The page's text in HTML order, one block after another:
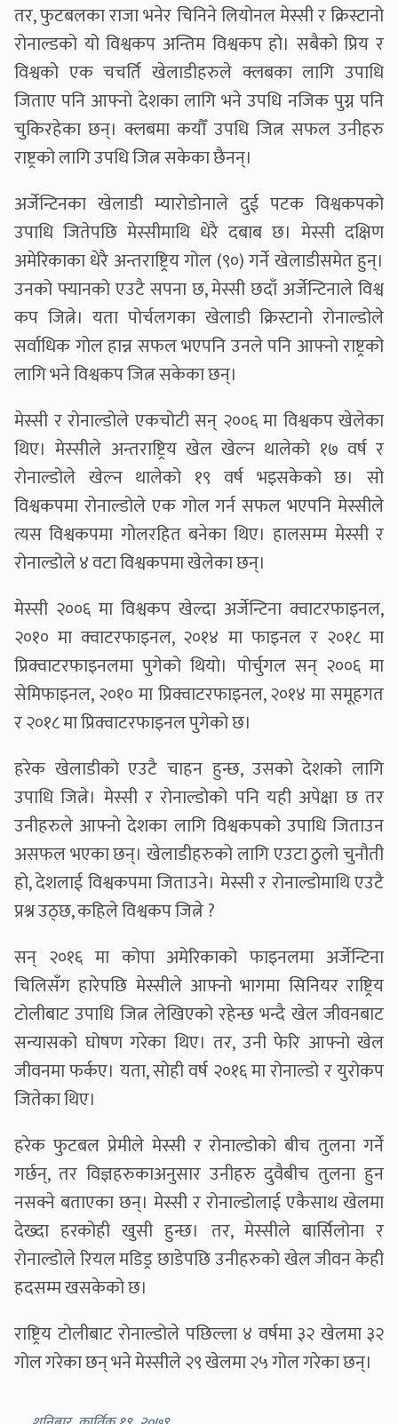
तर, फुटबलका राजा भनेर चिनिने लियोनल मेस्सी र क्रिस्टानो
रोनाल्डको यो विश्वकप अन्तिम विश्वकप हो। सबैको प्रिय र
विश्वको एक चचर्ति खेलाडीहरुले क्लबका लागि उपाधि
जिताए पनि आफ्नाे देशका लागि भने उपधि नजिक पुग्न पनि
चुकिरहेका छन्। क्लबमा कयौँ उपधि जित्न सफल उनीहरु
राष्ट्रको लागि उपधि जित्न सकेका छैनन्।
अर्जेन्टिनका खेलाडी म्यारोडोनाले दुई पटक विश्वकपको
उपाधि जितेपछि मेस्सीमाथि धेरै दबाब छ। मेस्सी दक्षिण
अमेरिकाका धेरै अन्तराष्ट्रिय गोल (९०) गर्ने खेलाडीसमेत हुन्।
उनको फ्यानको एउटै सपना छ, मेस्सी छदाँ अर्जेन्टिनाले विश्व
कप जित्ने। यता पोर्चलगका खेलाडी क्रिस्टानो रोनाल्डोले
सर्वाधिक गोल हान्न सफल भएपनि उनले पनि आफ्नाे राष्ट्रको
लागि भने विश्वकप जित्न सकेका छन्।
मेस्सी र रोनाल्डोले एकचोटी सन् २००६ मा विश्वकप खेलेका
थिए। मेस्सीले अन्तराष्ट्रिय खेल खेल्न थालेको १७ वर्ष र
रोनाल्डोले खेल्न थालेको १९ वर्ष भइसकेको छ। सो
विश्वकपमा रोनाल्डोले एक गोल गर्न सफल भएपनि मेस्सीले
त्यस विश्वकपमा गोलरहित बनेका थिए। हालसम्म मेस्सी र
रोनाल्डोले ४ वटा विश्वकपमा खेलेका छन्।
मेस्सी २००६ मा विश्वकप खेल्दा अर्जेन्टिना क्वाटरफाइनल,
२०१० मा क्वाटरफाइनल, २०१४ मा फाइनल र २०१८ मा
प्रिक्वाटरफाइनलमा पुगेको थियो। पोर्चुगल सन् २००६ मा
सेमिफाइनल, २०१० मा प्रिक्वाटरफाइनल, २०१४ मा समूहगत
र २०१८ मा प्रिक्वाटरफाइनल पुगेकाे छ।
हरेक खेलाडीको एउटै चाहन हुन्छ, उसको देशको लागि
उपाधि जित्ने। मेस्सी र रोनाल्डोको पनि यही अपेक्षा छ तर
उनीहरुले आफ्नाे देशका लागि विश्वकपको उपाधि जिताउन
असफल भएका छन्। खेलाडीहरुको लागि एउटा ठुलो चुनौती
हो, देशलाई विश्वकपमा जिताउने। मेस्सी र रोनाल्डोमाथि एउटै
प्रश्न उठ्छ, कहिले विश्वकप जित्ने ?
सन् २०१६ मा कोपा अमेरिकाको फाइनलमा अर्जेन्टिना
चिलिसँग हारेपछि मेस्सीले आफ्नो भागमा सिनियर राष्ट्रिय
टोलीबाट उपाधि जित्न लेखिएको रहेन्छ भन्दै खेल जीवनबाट
सन्यासको घोषण गरेका थिए। तर, उनी फेरि आफ्नाे खेल
जीवनमा फर्कए। यता, सोही वर्ष २०१६ मा रोनाल्डो र युरोकप
जितेका थिए।
हरेक फुटबल प्रेमीले मेस्सी र रोनाल्डोको बीच तुलना गर्ने
गर्छन्, तर विज्ञहरुकाअनुसार उनीहरु दुवैबीच तुलना हुन
नसक्ने बताएका छन्। मेस्सी र रोनाल्डोलाई एकैसाथ खेलमा
देख्दा हरकोही खुसी हुन्छ। तर, मेस्सीले बार्सिलोना र
रोनाल्डोले रियल मडिड्र छाडेपछि उनीहरुको खेल जीवन केही
हदसम्म खसकेको छ।
राष्ट्रिय टोलीबाट रोनाल्डोले पछिल्ला ४ वर्षमा ३२ खेलमा ३२
गोल गरेका छन् भने मेस्सीले २९ खेलमा २५ गोल गरेका छन्।